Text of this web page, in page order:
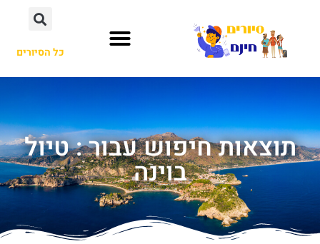
כל הסיורים
תוצאות חיפוש עבור : טיול
בוינה